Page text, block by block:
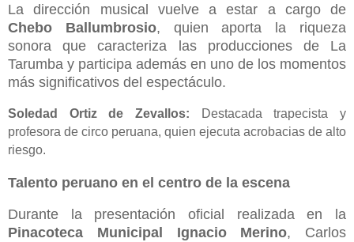
La dirección musical vuelve a estar a cargo de
Chebo Ballumbrosio, quien aporta la riqueza
sonora que caracteriza las producciones de La
Tarumba y participa además en uno de los momentos
más significativos del espectáculo.
Soledad Ortiz de Zevallos: Destacada trapecista y
profesora de circo peruana, quien ejecuta acrobacias de alto
riesgo.
Talento peruano en el centro de la escena
Durante la presentación oficial realizada en la
Pinacoteca Municipal Ignacio Merino, Carlos